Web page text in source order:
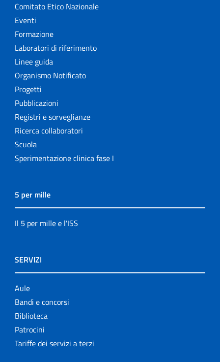
Comitato Etico Nazionale
Eventi
Formazione
Laboratori di riferimento
Linee guida
Organismo Notificato
Progetti
Pubblicazioni
Registri e sorveglianze
Ricerca collaboratori
Scuola
Sperimentazione clinica fase I
5 per mille
Il 5 per mille e l'ISS
SERVIZI
Aule
Bandi e concorsi
Biblioteca
Patrocini
Tariffe dei servizi a terzi